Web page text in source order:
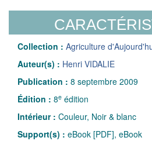
Collection : Agriculture
Auteur(s) : Henri VIDALIE
Publication : 8 septembre 2009
Édition : 8e édition
Intérieur : Couleur, Noir & blanc
Support(s) : eBook [PDF], eBook